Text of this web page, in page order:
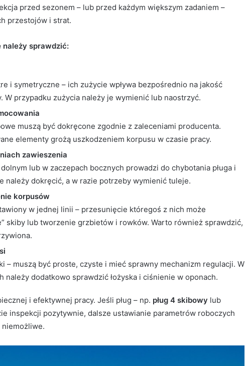
przed sezonem – lub przed każdym większym zadaniem –
przestojów i strat.
należy sprawdzić:
i symetryczne – ich zużycie wpływa bezpośrednio na jakość
W przypadku zużycia należy je wymienić lub naostrzyć.
muszą być dokręcone zgodnie z zaleceniami producenta.
elementy grożą uszkodzeniem korpusu w czasie pracy.
zawieszenia
lub w zaczepach bocznych prowadzi do chybotania pługa i
należy dokręcić, a w razie potrzeby wymienić tuleje.
korpusów
w jednej linii – przesunięcie któregoś z nich może
skiby lub tworzenie grzbietów i rowków. Warto również sprawdzić,
– muszą być proste, czyste i mieć sprawny mechanizm regulacji. W
należy dodatkowo sprawdzić łożyska i ciśnienie w oponach.
i efektywnej pracy. Jeśli pług – np. pług 4 skibowy lub
inspekcji pozytywnie, dalsze ustawianie parametrów roboczych